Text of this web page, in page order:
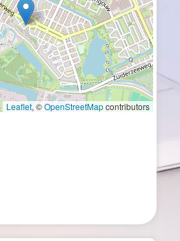
Leaflet, ©OpenStreetMapcontributors